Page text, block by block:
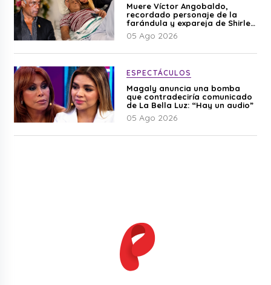
Muere Víctor Angobaldo,
recordado personaje de la
farándula y expareja de Shirley
Cherres
05 Ago 2026
ESPECTÁCULOS
Magaly anuncia una bomba
que contradeciría comunicado
de La Bella Luz: “Hay un audio”
05 Ago 2026